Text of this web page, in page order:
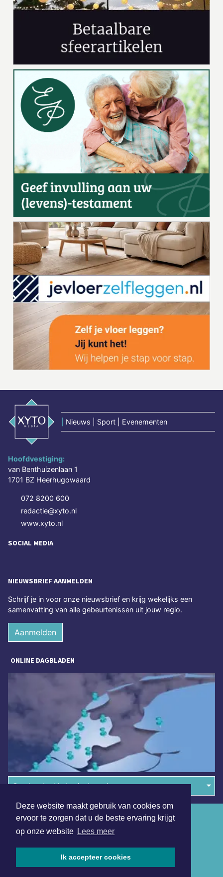
Deze website maakt gebruik van cookies om
ervoor te zorgen dat u de beste ervaring krijgt
op onze website Lees meer
Ik accepteer cookies
Nieuws | Sport | Evenementen
Hoofdvestiging:
van Benthuizenlaan 1
1701 BZ Heerhugowaard
072 8200 600
redactie@xyto.nl
www.xyto.nl
SOCIAL MEDIA
NIEUWSBRIEF AANMELDEN
Schrijf je in voor onze nieuwsbrief en krijg wekelijks een
samenvatting van alle gebeurtenissen uit jouw regio.
Aanmelden
ONLINE DAGBLADEN
Overige dagbladen in de regio
Algemene voorwaarden
Disclaimer